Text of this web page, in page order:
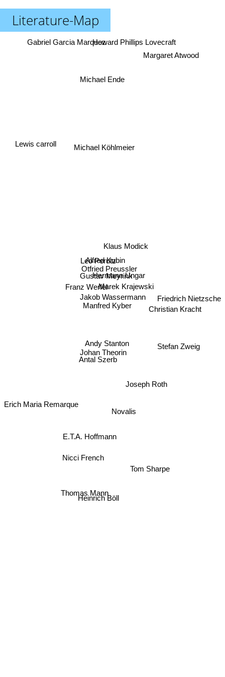
Literature-Map
Jakob Wassermann
Otfried Preussler
Manfred Kyber
Leo Perutz
Gustav Meyrink
Andy Stanton
Hermann Ungar
Marek Krajewski
Johan Theorin
Alfred Kubin
Klaus Modick
Franz Werfel
Antal Szerb
Novalis
Joseph Roth
Christian Kracht
Michael Köhlmeier
E.T.A. Hoffmann
Nicci French
Tom Sharpe
Heinrich Böll
Michael Ende
Erich Maria Remarque
Thomas Mann
Howard Phillips Lovecraft
Gabriel Garcia Marquez